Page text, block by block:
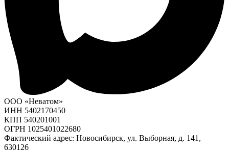
ООО «Неватом»
ИНН 5402170450
КПП 540201001
ОГРН 1025401022680
Фактический адрес: Новосибирск, ул. Выборная, д. 141,
630126